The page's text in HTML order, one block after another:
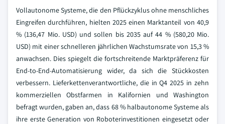
Vollautonome Systeme, die den Pflückzyklus ohne menschliches
Eingreifen durchführen, hielten 2025 einen Marktanteil von 40,9
% (136,47 Mio. USD) und sollen bis 2035 auf 44 % (580,20 Mio.
USD) mit einer schnelleren jährlichen Wachstumsrate von 15,3 %
anwachsen. Dies spiegelt die fortschreitende Marktpräferenz für
End-to-End-Automatisierung wider, da sich die Stückkosten
verbessern. Lieferkettenverantwortliche, die in Q4 2025 in zehn
kommerziellen Obstfarmen in Kalifornien und Washington
befragt wurden, gaben an, dass 68 % halbautonome Systeme als
ihre erste Generation von Roboterinvestitionen eingesetzt oder